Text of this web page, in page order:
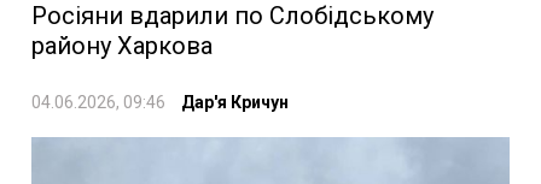
Росіяни вдарили по Слобідському
району Харкова
04.06.2026, 09:46 Дар'я Кричун